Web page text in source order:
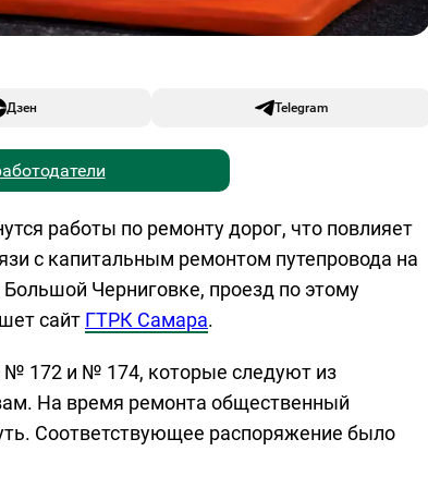
Дзен Telegram
работы по ремонту дорог, что повлияет
с капитальным ремонтом путепровода на
Черниговке, проезд по этому
сайт ГТРК Самара.
№ 172 и № 174, которые следуют из
На время ремонта общественный
Соответствующее распоряжение было